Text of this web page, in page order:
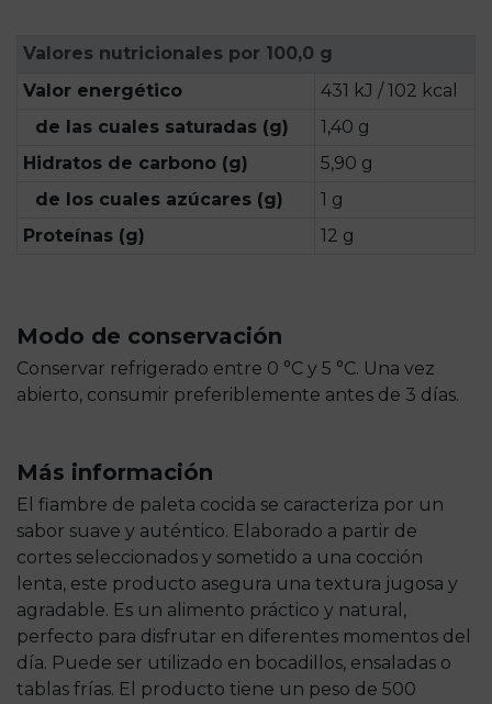
Valores nutricionales por 100,0 g
Valor energético
431 kJ / 102 kcal
de las cuales saturadas (g)
1,40 g
Hidratos de carbono (g)
5,90 g
de los cuales azúcares (g)
1 g
Proteínas (g)
12 g
Modo de conservación
Conservar refrigerado entre 0 °C y 5 °C. Una vez
abierto, consumir preferiblemente antes de 3 días.
Más información
El fiambre de paleta cocida se caracteriza por un
sabor suave y auténtico. Elaborado a partir de
cortes seleccionados y sometido a una cocción
lenta, este producto asegura una textura jugosa y
agradable. Es un alimento práctico y natural,
perfecto para disfrutar en diferentes momentos del
día. Puede ser utilizado en bocadillos, ensaladas o
tablas frías. El producto tiene un peso de 500